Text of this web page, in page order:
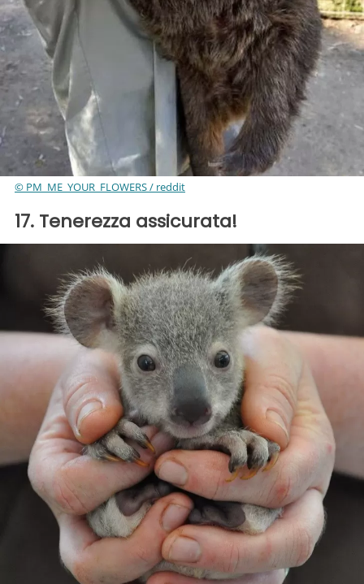
© PM_ME_YOUR_FLOWERS / reddit
17. Tenerezza assicurata!